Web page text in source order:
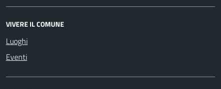
VIVERE IL COMUNE
Luoghi
Eventi